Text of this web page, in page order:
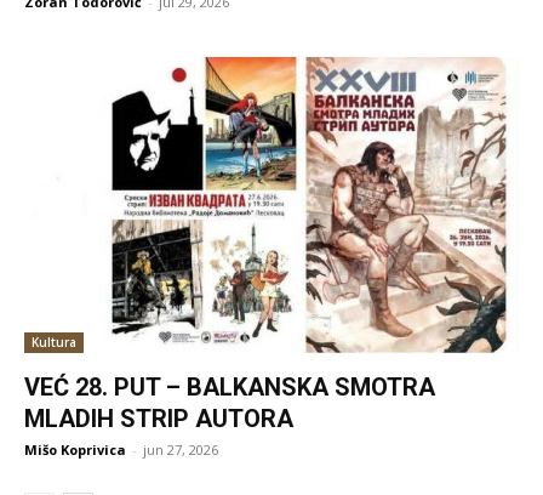
Kultura
VEĆ 28. PUT – BALKANSKA SMOTRA
MLADIH STRIP AUTORA
Mišo Koprivica - jun 27, 2026